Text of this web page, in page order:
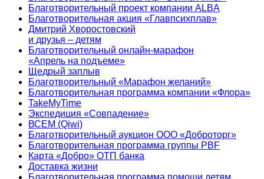
Благотворительный проект компании ALBA
Благотворительная акция «Главпсихплав»
Дмитрий Хворостовский
и друзья – детям
Благотворительный онлайн‑марафон
«Апрель на подъеме»
Щедрый заплыв
Благотворительный «Марафон желаний»
Благотворительная программа компании «Флора»
TakeMyTime
Экспедиция «Совпадение»
ВСЕМ (Qiwi)
Благотворительный аукцион ООО «Доброторг»
Благотворительная программа группы PBF
Карта «Добро» ОТП банка
Доставка жизни
Благотворительная программа помощи детям